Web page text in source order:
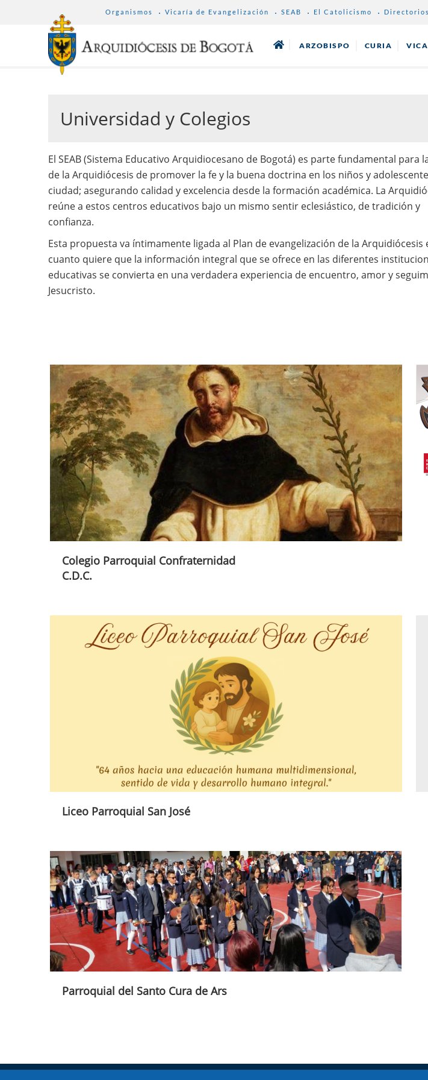
MENU
Organismos Vicaría de Evangelización SEAB El Catolicismo Directorios
ARZOBISPO CURIA
Universidad y Colegios
El SEAB (Sistema Educativo Arquidiocesano de Bogotá) es parte fundamental para
de la Arquidiócesis de promover la fe y la buena doctrina en los niños y
ciudad; asegurando calidad y excelencia desde la formación académica. La
reúne a estos centros educativos bajo un mismo sentir eclesiástico, de tradición y
confianza.
Esta propuesta va íntimamente ligada al Plan de evangelización de la Arquidiócesis
cuanto quiere que la información integral que se ofrece en las diferentes
educativas se convierta en una verdadera experiencia de encuentro, amor y
Jesucristo.
Colegio Parroquial Confraternidad
C.D.C.
Liceo Parroquial San José
Parroquial del Santo Cura de Ars